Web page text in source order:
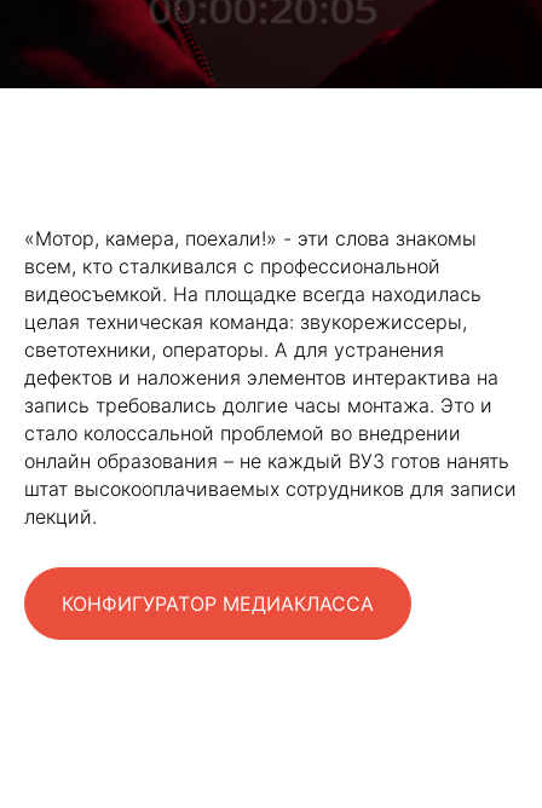
«Мотор, камера, поехали!» - эти слова знакомы
всем, кто сталкивался с профессиональной
видеосъемкой. На площадке всегда находилась
целая техническая команда: звукорежиссеры,
светотехники, операторы. А для устранения
дефектов и наложения элементов интерактива на
запись требовались долгие часы монтажа. Это и
стало колоссальной проблемой во внедрении
онлайн образования – не каждый ВУЗ готов нанять
штат высокооплачиваемых сотрудников для записи
лекций.
КОНФИГУРАТОР МЕДИАКЛАССА